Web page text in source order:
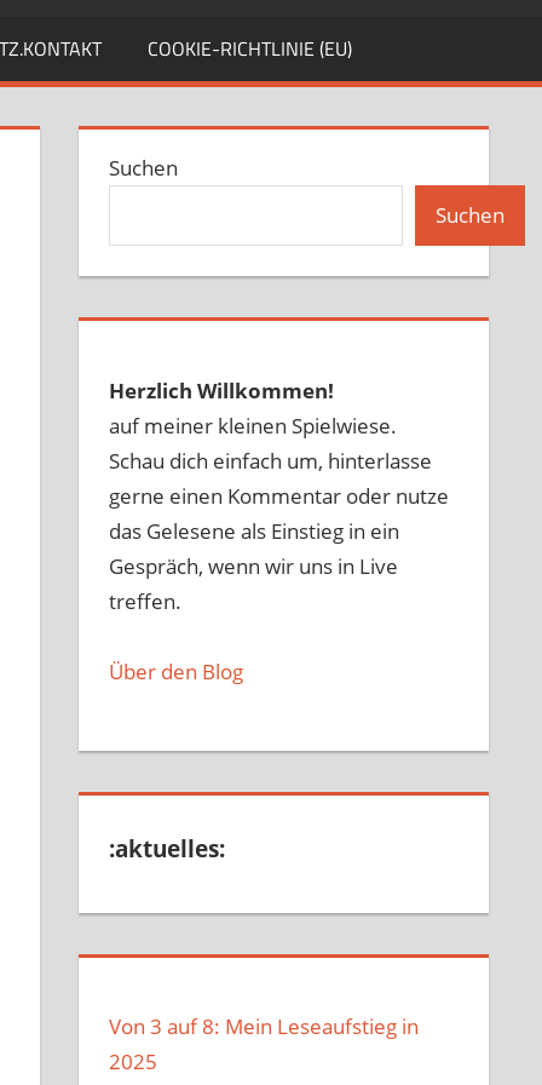
COOKIE-RICHTLINIE (EU)
Suchen
Suchen
Herzlich Willkommen!
auf meiner kleinen Spielwiese.
Schau dich einfach um, hinterlasse
gerne einen Kommentar oder nutze
das Gelesene als Einstieg in ein
Gespräch, wenn wir uns in Live
treffen.
Über den Blog
:aktuelles:
Von 3 auf 8: Mein Leseaufstieg in
2025